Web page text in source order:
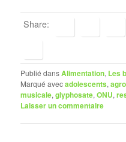
Share:
Publié dansAlimentation, Les
Marqué avecadolescents,
musicale,glyphosate,ONU,
Laisser un commentaire